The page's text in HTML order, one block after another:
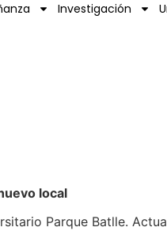
Investigación
local
Parque Batlle.